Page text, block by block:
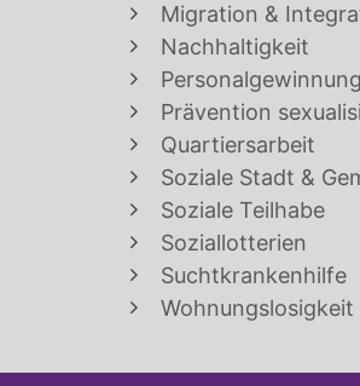
Migration &
Nachhaltigkeit
Personalgewinnung
Prävention
Quartiersarbeit
Soziale Stadt &
Soziale Teilhabe
Soziallotterien
Suchtkrankenhilfe
Wohnungslosigkeit